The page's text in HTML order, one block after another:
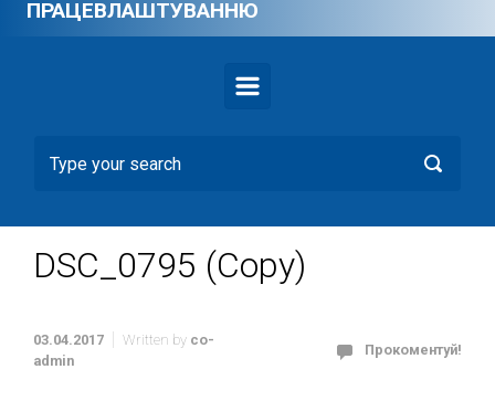
ПРАЦЕВЛАШТУВАННЮ
DSC_0795 (Copy)
03.04.2017 Written by co-
admin
Прокоментуй!